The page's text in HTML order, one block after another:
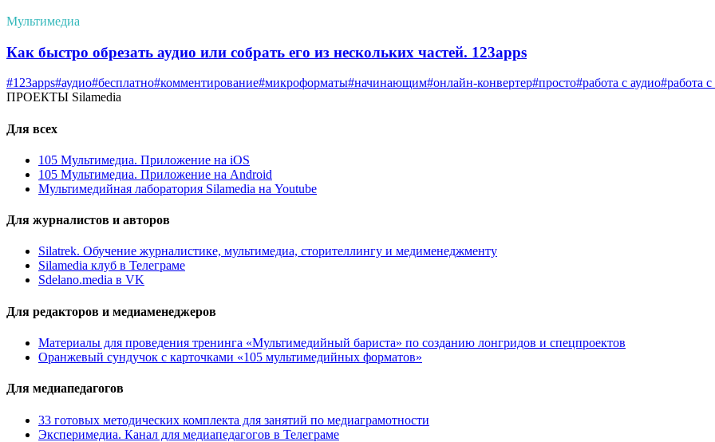
Мультимедиа
Как быстро обрезать аудио или собрать его из нескольких частей. 123apps
#123apps#аудио#бесплатно#комментирование#микроформаты#начинающим#онлайн-конвертер#просто#работа с аудио#работа
ПРОЕКТЫ Silamedia
Для всех
105 Мультимедиа. Приложение на iOS
105 Мультимедиа. Приложение на Android
Мультимедийная лаборатория Silamedia на Youtube
Для журналистов и авторов
Silatrek. Обучение журналистике, мультимедиа, сторителлингу и медименеджменту
Silamedia клуб в Телеграме
Sdelano.media в VK
Для редакторов и медиаменеджеров
Материалы для проведения тренинга «Мультимедийный бариста» по созданию лонгридов и спецпроектов
Оранжевый сундучок с карточками «105 мультимедийных форматов»
Для медиапедагогов
33 готовых методических комплекта для занятий по медиаграмотности
Эксперимедиа. Канал для медиапедагогов в Телеграме